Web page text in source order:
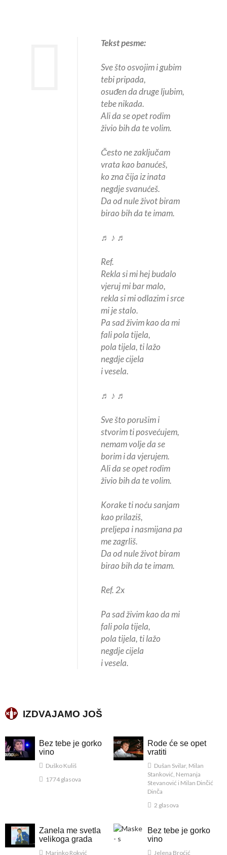
Tekst pesme:
Sve što osvojim i gubim
tebi pripada,
osuđen da druge ljubim,
tebe nikada.
Ali da se opet rodim
živio bih da te volim.
Često ne zaključam
vrata kao banućeš,
ko zna čija iz inata
negdje svanućeš.
Da od nule život biram
birao bih da te imam.
♬ ♪ ♬
Ref.
Rekla si mi hej budalo
vjeruj mi bar malo,
rekla si mi odlazim i srce
mi je stalo.
Pa sad živim kao da mi
fali pola tijela,
pola tijela, ti lažo
negdje cijela
i vesela.
♬ ♪ ♬
Sve što porušim i
stvorim ti posvećujem,
nemam volje da se
borim i da vjerujem.
Ali da se opet rodim
živio bih da te volim.
Korake ti noću sanjam
kao prilaziš,
preljepa i nasmijana pa
me zagrliš.
Da od nule život biram
birao bih da te imam.
Ref. 2x
Pa sad živim kao da mi
fali pola tijela,
pola tijela, ti lažo
negdje cijela
i vesela.
IZDVAJAMO JOŠ
Bez tebe je gorko
vino
Duško Kuliš
1774 glasova
Rode će se opet
vratiti
Dušan Svilar, Milan
Stanković, Nemanja
Stevanović i Milan Dinčić
Dinča
2 glasova
Zanela me svetla
velikoga grada
Marinko Rokvić
Bez tebe je gorko
vino
Jelena Broćić